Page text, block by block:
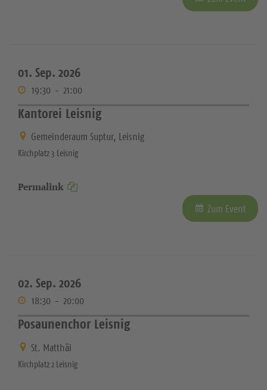
01. Sep. 2026
19:30 - 21:00
Kantorei Leisnig
Gemeinderaum Suptur, Leisnig
Kirchplatz 3 Leisnig
Permalink
Zum Event
02. Sep. 2026
18:30 - 20:00
Posaunenchor Leisnig
St. Matthäi
Kirchplatz 2 Leisnig